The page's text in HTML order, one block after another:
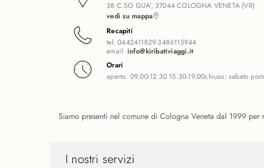
38 C.SO GUA', 37044 COLOGNA VENETA (VR)
vedi su mappa
Recapiti
tel:0442411829-3486115944
email: info@kiribativiaggi.it
Orari
aperto: 09.00-12.30 15.30-19.00chiuso:sabato
Siamo presenti nel comune di Cologna Veneta dal 1999
I nostri servizi